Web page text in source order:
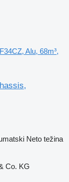
Alu, 68m³,
Neto težina
Co. KG